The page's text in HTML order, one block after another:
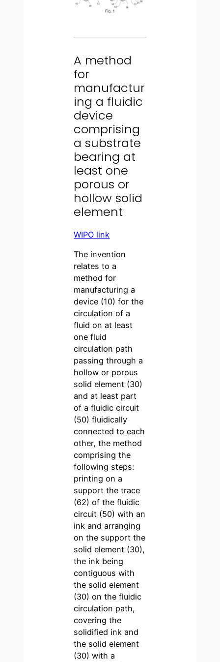
A method
for
manufactur
ing a fluidic
device
comprising
a substrate
bearing at
least one
porous or
hollow solid
element
WIPO link
The invention
relates to a
method for
manufacturing a
device (10) for the
circulation of a
fluid on at least
one fluid
circulation path
passing through a
hollow or porous
solid element (30)
and at least part
of a fluidic circuit
(50) fluidically
connected to each
other, the method
comprising the
following steps:
printing on a
support the trace
(62) of the fluidic
circuit (50) with an
ink and arranging
on the support the
solid element (30),
the ink being
contiguous with
the solid element
(30) on the fluidic
circulation path,
covering the
solidified ink and
the solid element
(30) with a